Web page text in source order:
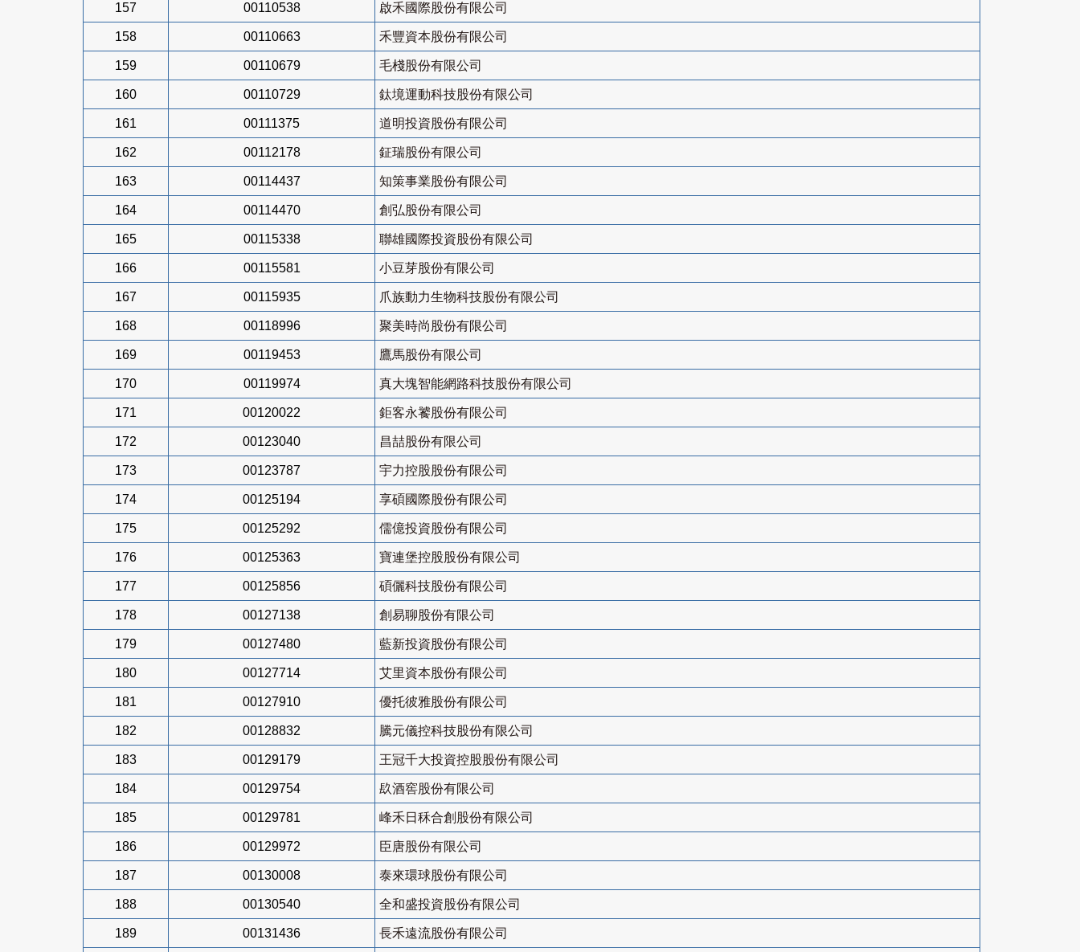
157 00110538 啟禾國際股份有限公司
158 00110663 禾豐資本股份有限公司
159 00110679 毛棧股份有限公司
160 00110729 鈦境運動科技股份有限公司
161 00111375 道明投資股份有限公司
162 00112178 鉦瑞股份有限公司
163 00114437 知策事業股份有限公司
164 00114470 創弘股份有限公司
165 00115338 聯雄國際投資股份有限公司
166 00115581 小豆芽股份有限公司
167 00115935 爪族動力生物科技股份有限公司
168 00118996 聚美時尚股份有限公司
169 00119453 鷹馬股份有限公司
170 00119974 真大塊智能網路科技股份有限公司
171 00120022 鉅客永饕股份有限公司
172 00123040 昌喆股份有限公司
173 00123787 宇力控股股份有限公司
174 00125194 享碩國際股份有限公司
175 00125292 儒億投資股份有限公司
176 00125363 寶連堡控股股份有限公司
177 00125856 碩儷科技股份有限公司
178 00127138 創易聊股份有限公司
179 00127480 藍新投資股份有限公司
180 00127714 艾里資本股份有限公司
181 00127910 優托彼雅股份有限公司
182 00128832 騰元儀控科技股份有限公司
183 00129179 王冠千大投資控股股份有限公司
184 00129754 镹酒窖股份有限公司
185 00129781 峰禾日秝合創股份有限公司
186 00129972 臣唐股份有限公司
187 00130008 泰來環球股份有限公司
188 00130540 全和盛投資股份有限公司
189 00131436 長禾遠流股份有限公司